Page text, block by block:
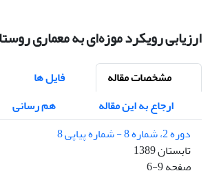
ارزیابی رویکرد موزه‌ای به معماری
مشخصات مقاله
فایل ها
ارجاع به این مقاله
هم رسانی
دوره 2، شماره 8 - شماره پیاپی 8
تابستان 1389
صفحه6-9